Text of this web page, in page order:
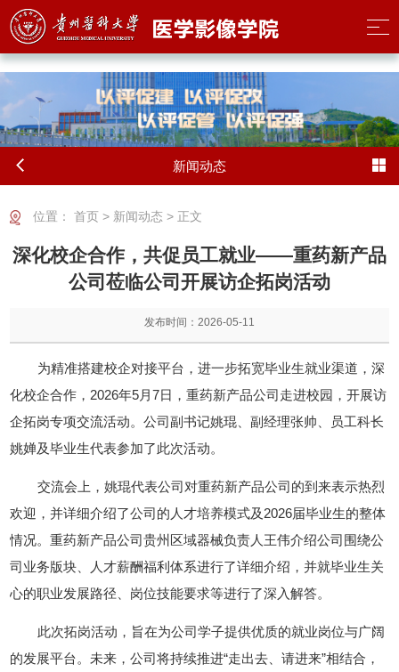
2026世界杯(FIFA World Cup) - 官方中文网站
新闻动态
位置：首页 > 新闻动态 > 正文
深化校企合作，共促员工就业——重药新产品
公司莅临公司开展访企拓岗活动
发布时间：2026-05-11
为精准搭建校企对接平台，进一步拓宽毕业生就业渠道，深
化校企合作，2026年5月7日，重药新产品公司走进校园，开展访
企拓岗专项交流活动。公司副书记姚琨、副经理张帅、员工科长
姚婵及毕业生代表参加了此次活动。
交流会上，姚琨代表公司对重药新产品公司的到来表示热烈
欢迎，并详细介绍了公司的人才培养模式及2026届毕业生的整体
情况。重药新产品公司贵州区域器械负责人王伟介绍公司围绕公
司业务版块、人才薪酬福利体系进行了详细介绍，并就毕业生关
心的职业发展路径、岗位技能要求等进行了深入解答。
此次拓岗活动，旨在为公司学子提供优质的就业岗位与广阔
的发展平台。未来，公司将持续推进“走出去、请进来”相结合，